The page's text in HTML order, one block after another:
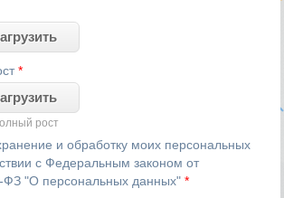
*
рост
и обработку моих персональных
с Федеральным законом от
ФЗ "О персональных данных"*